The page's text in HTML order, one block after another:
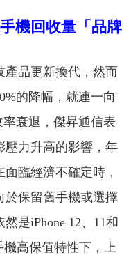
機回收量「品牌
品更新換代，然而
的降幅，就連一向
衰退，傑昇通信表
壓力升高的影響，年
臨經濟不確定時，
於保留舊手機或選擇
是iPhone 12、11和
機高保值特性下，上